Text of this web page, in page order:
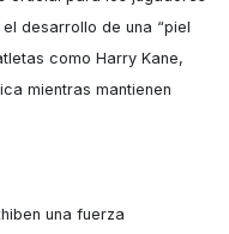
desarrollo de una “piel
como Harry Kane,
mientras mantienen
una fuerza